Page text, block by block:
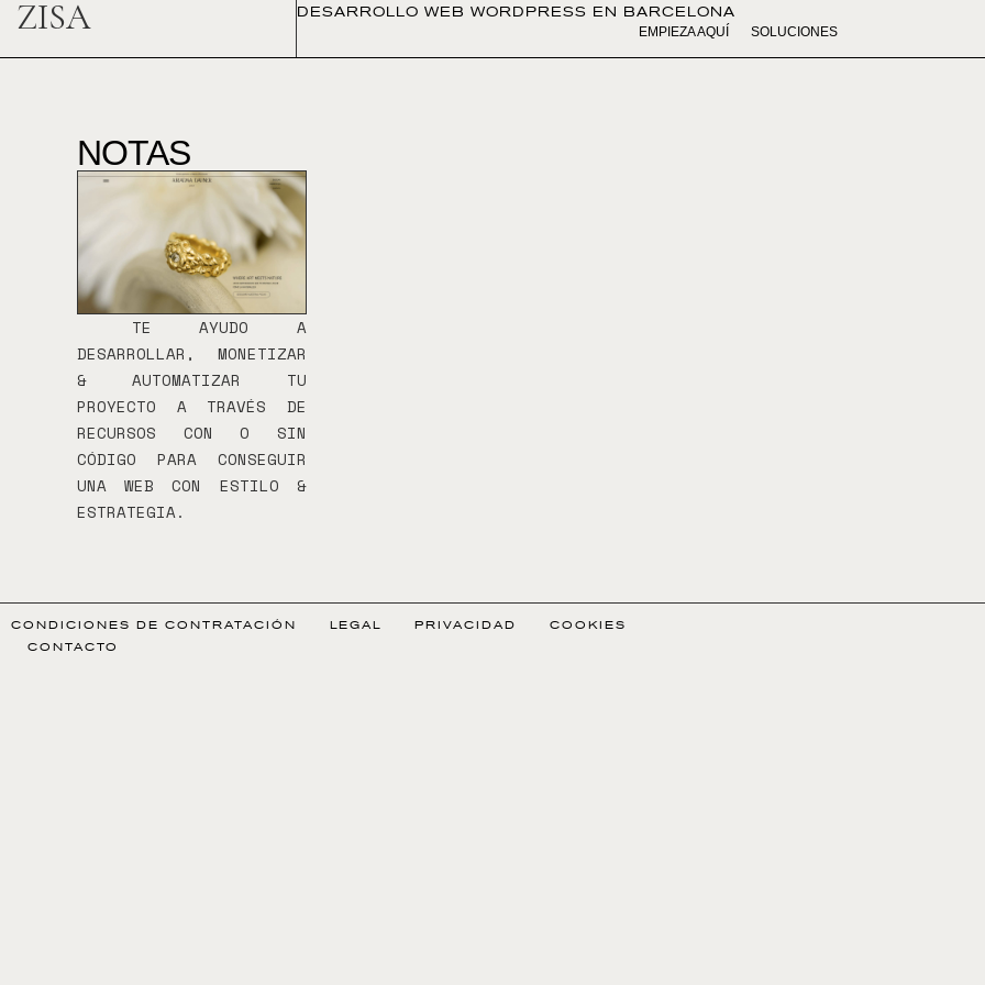
ZISA
DESARROLLO WEB WORDPRESS EN BARCELONA
EMPIEZA AQUÍ
SOLUCIONES
NOTAS
TE AYUDO A
DESARROLLAR, MONETIZAR
& AUTOMATIZAR TU
PROYECTO A TRAVÉS DE
RECURSOS CON O SIN
CÓDIGO PARA CONSEGUIR
UNA WEB CON ESTILO &
ESTRATEGIA.
CONDICIONES DE CONTRATACIÓN LEGAL PRIVACIDAD
COOKIES
CONTACTO